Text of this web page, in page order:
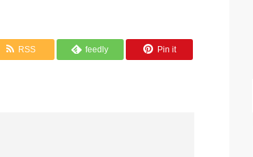
RSS feedly Pin it